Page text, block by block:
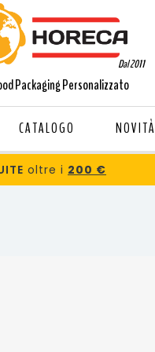
Dal 2011
Packaging Personalizzato
CATALOGO NOVITÀ
oltre i 200 €